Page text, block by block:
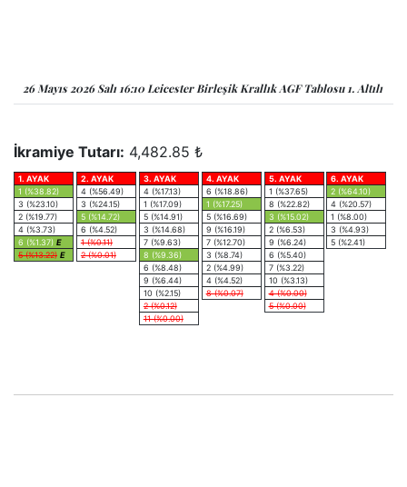
26 Mayıs 2026 Salı 16:10 Leicester Birleşik Krallık AGF Tablosu 1. Altılı
İkramiye Tutarı: 4,482.85 ₺
1. AYAK
1 (%38.82)
3 (%23.10)
2 (%19.77)
4 (%3.73)
6 (%1.37) E
5 (%13.22) E
2. AYAK
4 (%56.49)
3 (%24.15)
5 (%14.72)
6 (%4.52)
1 (%0.11)
2 (%0.01)
3. AYAK
4 (%17.13)
1 (%17.09)
5 (%14.91)
3 (%14.68)
7 (%9.63)
8 (%9.36)
6 (%8.48)
9 (%6.44)
10 (%2.15)
2 (%0.12)
11 (%0.00)
4. AYAK
6 (%18.86)
1 (%17.25)
5 (%16.69)
9 (%16.19)
7 (%12.70)
3 (%8.74)
2 (%4.99)
4 (%4.52)
8 (%0.07)
5. AYAK
1 (%37.65)
8 (%22.82)
3 (%15.02)
2 (%6.53)
9 (%6.24)
6 (%5.40)
7 (%3.22)
10 (%3.13)
4 (%0.00)
5 (%0.00)
6. AYAK
2 (%64.10)
4 (%20.57)
1 (%8.00)
3 (%4.93)
5 (%2.41)